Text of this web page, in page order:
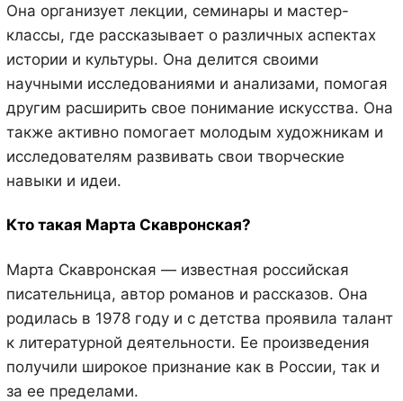
Она организует лекции, семинары и мастер-
классы, где рассказывает о различных аспектах
истории и культуры. Она делится своими
научными исследованиями и анализами, помогая
другим расширить свое понимание искусства. Она
также активно помогает молодым художникам и
исследователям развивать свои творческие
навыки и идеи.
Кто такая Марта Скавронская?
Марта Скавронская — известная российская
писательница, автор романов и рассказов. Она
родилась в 1978 году и с детства проявила талант
к литературной деятельности. Ее произведения
получили широкое признание как в России, так и
за ее пределами.